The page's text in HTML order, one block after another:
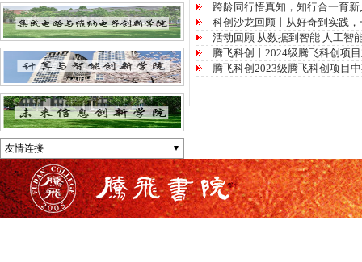
友情连接
跨龄同行悟真知，知行合一育
科创沙龙回顾丨从好奇到实践
活动回顾 从数据到智能 人工智
腾飞科创丨2024级腾飞科创项
腾飞科创2023级腾飞科创项目